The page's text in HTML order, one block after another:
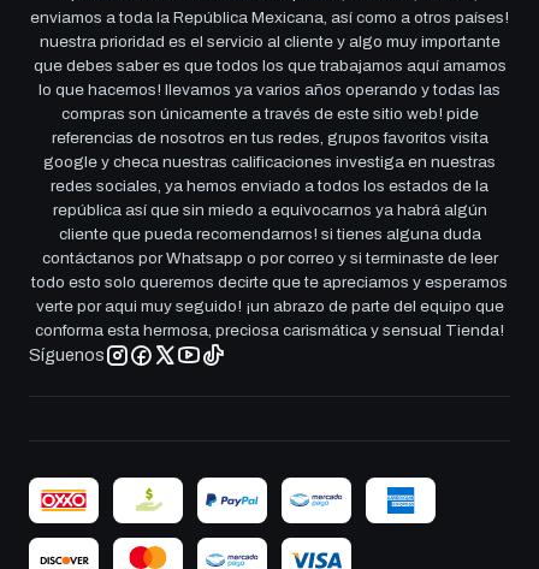
enviamos a toda la República Mexicana, así como a otros países!
nuestra prioridad es el servicio al cliente y algo muy importante
que debes saber es que todos los que trabajamos aquí amamos
lo que hacemos! llevamos ya varios años operando y todas las
compras son únicamente a través de este sitio web! pide
referencias de nosotros en tus redes, grupos favoritos visita
google y checa nuestras calificaciones investiga en nuestras
redes sociales, ya hemos enviado a todos los estados de la
república así que sin miedo a equivocarnos ya habrá algún
cliente que pueda recomendarnos! si tienes alguna duda
contáctanos por Whatsapp o por correo y si terminaste de leer
todo esto solo queremos decirte que te apreciamos y esperamos
verte por aqui muy seguido! ¡un abrazo de parte del equipo que
conforma esta hermosa, preciosa carismática y sensual Tienda!
Síguenos